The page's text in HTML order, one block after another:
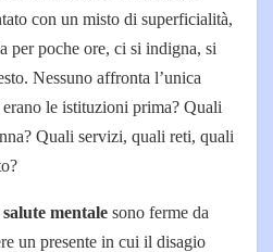
con un misto di superficialità,
per poche ore, ci si indigna, si
Nessuno affronta l’unica
le istituzioni prima? Quali
Quali servizi, quali reti, quali
salute mentale sono ferme da
un presente in cui il disagio